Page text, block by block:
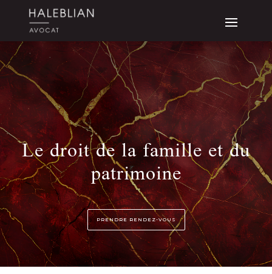
Le droit de la famille et du
patrimoine
PRENDRE RENDEZ-VOUS